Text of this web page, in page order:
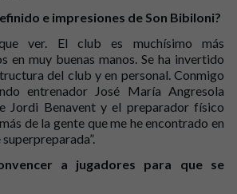
e impresiones de Son Bibiloni?
ver. El club es muchísimo más
en muy buenas manos. Se ha invertido
del club y en personal. Conmigo
entrenador José María Angresola
Jordi Benavent y el preparador físico
de la gente que me he encontrado en
a jugadores para que se